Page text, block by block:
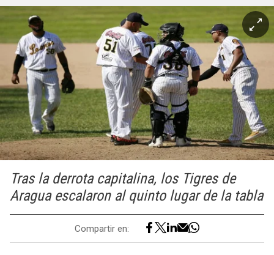
Tras la derrota capitalina, los Tigres de
Aragua escalaron al quinto lugar de la tabla
Compartir en: